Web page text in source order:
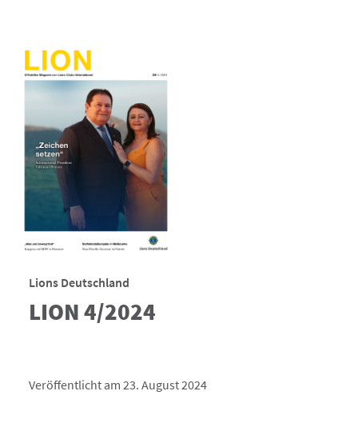
Lions Deutschland
LION 4/2024
Veröffentlicht am 23. August 2024